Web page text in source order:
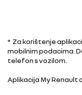
* Za korištenje
mobilnim podacima.
telefon s vozilom.
Aplikacija My Renault